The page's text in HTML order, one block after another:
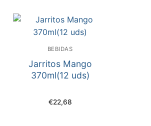
BEBIDAS
Jarritos Mango
370ml(12 uds)
€22,68